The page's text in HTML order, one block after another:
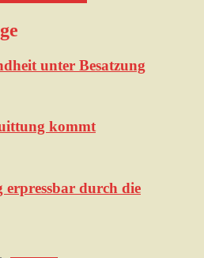
unter Besatzung
kommt
durch die